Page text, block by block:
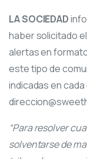
LA SOCIEDAD
haber solicitado
alertas en
este tipo de
indicadas en
“Para resolver
solventarse de